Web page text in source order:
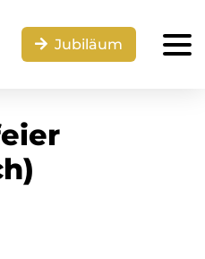
Jubiläum